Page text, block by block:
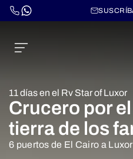
11 días en el Rv Star of Luxor
Crucero por
tierra de los
6 puertos de El Cairo a Luxor